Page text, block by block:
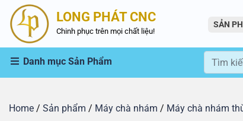
LONG PHÁT CNC
Chinh phục trên mọi chất liệu!
SẢN
Danh mục Sản Phẩm
Home / Sản phẩm / Máy chà nhám / Máy chà nhám